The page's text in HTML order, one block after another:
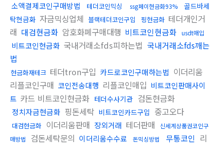
소액결제코인구매방법 테더코인믹싱 ssg페이현금화93%
골드바세
탁현금화 자금믹싱업체 블랙테더코인구입 핑현금화 테더개인거
래 대검현금화 암호화폐구매대행 비트코인현금화 usdt매입
비트코인현금화 국내거래소fds피하는법 국내거래소fds깨는
법
현금화재테크 테더tron구입 카드로코인구매하는법 이더리움
리플코인구매 코인전송대행 리플코인매입 비트코인판매사이
트 카드 비트코인현금화 테더수사기관 검돈현금화
정치자금현금화 핑돈세탁 비트코인카드구입 중고오다
대검현금화 이더리움판매 장외거래 테더판매
신세계상품권코인구
매방법
검돈세탁문의 이더리움수수료 돈믹싱방법 무통코인 리